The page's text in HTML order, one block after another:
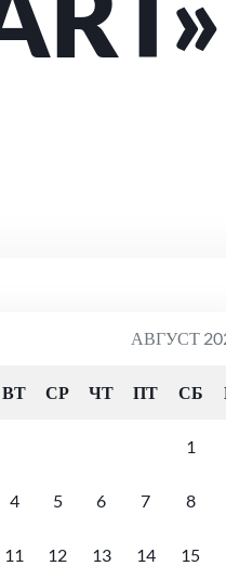
АВГУСТ
ВТ СР ЧТ ПТ СБ
1
4 5 6 7 8
11 12 13 14 15